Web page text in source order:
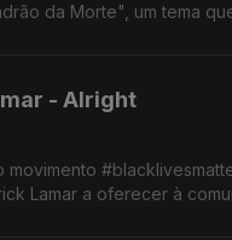
da Morte", um tema
- Alright
movimento
Lamar a oferecer à